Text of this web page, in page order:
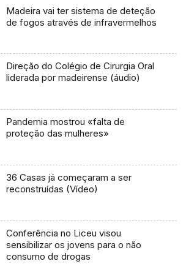
Madeira vai ter sistema de deteção
de fogos através de infravermelhos
Direção do Colégio de Cirurgia Oral
liderada por madeirense (áudio)
Pandemia mostrou «falta de
proteção das mulheres»
36 Casas já começaram a ser
reconstruídas (Vídeo)
Conferência no Liceu visou
sensibilizar os jovens para o não
consumo de drogas